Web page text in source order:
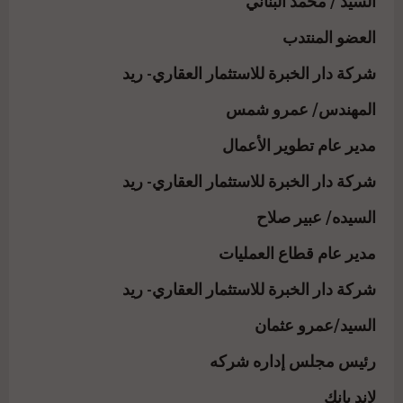
العضو المنتدب
شركة دار الخبرة للاستثمار العقاري- ريد
المهندس/ عمرو شمس
مدير عام تطوير الأعمال
شركة دار الخبرة للاستثمار العقاري- ريد
السيده/ عبير صلاح
مدير عام قطاع العمليات
شركة دار الخبرة للاستثمار العقاري- ريد
السيد/عمرو عثمان
رئيس مجلس إداره شركه